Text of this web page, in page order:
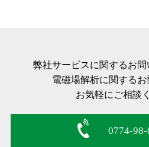
弊社サービスに関するお問
電磁場解析に関するお
お気軽にご相談
0774-98-